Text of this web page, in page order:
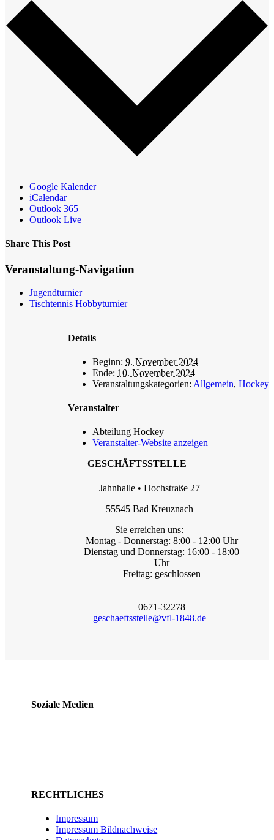
Google Kalender
iCalendar
Outlook 365
Outlook Live
Share This Post
Facebook
X
Reddit
LinkedIn
WhatsApp
Tumblr
Pinterest
Veranstaltung-Navigation
Jugendturnier
Tischtennis Hobbyturnier
Details
Beginn: 9. November 2024
Ende: 10. November 2024
Veranstaltungskategorien: Allgemein, Hockey
Veranstalter
Abteilung Hockey
Veranstalter-Website anzeigen
GESCHÄFTSSTELLE
Jahnhalle • Hochstraße 27
55545 Bad Kreuznach
Sie erreichen uns:
Montag - Donnerstag: 8:00 - 12:00 Uhr
Dienstag und Donnerstag: 16:00 - 18:00
Uhr
Freitag: geschlossen
0671-32278
geschaeftsstelle@vfl-1848.de
Soziale Medien
RECHTLICHES
Impressum
Impressum Bildnachweise